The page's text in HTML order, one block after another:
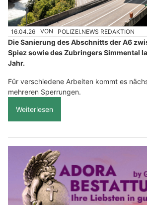
16.04.26 VON POLIZEI.NEWS REDAKTION
Die Sanierung des Abschnitts der A6
Spiez sowie des Zubringers Simmental
Jahr.
Für verschiedene Arbeiten kommt es
mehreren Sperrungen.
Weiterlesen